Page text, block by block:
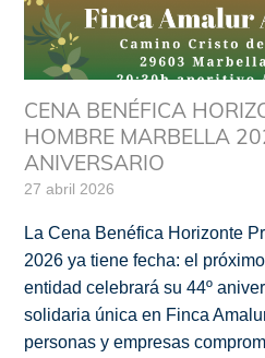
CENA BENÉFICA
HOMBRE MARBELLA
ANIVERSARIO
27 abril 2026
La Cena Benéfica Horizonte
2026 ya tiene fecha: el
entidad celebrará su 44º
solidaria única en Finca
personas y empresas